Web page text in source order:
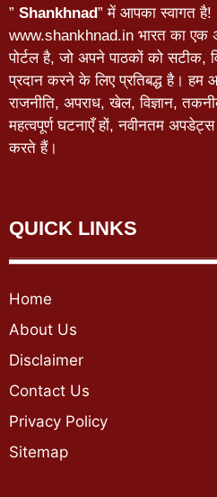
” Shankhnad” में आपका स्वागत है!
www.shankhnad.in भारत का एक
पोर्टल है, जो अपने पाठकों को सटीक,
प्रदान करने के लिए प्रतिबद्ध है। हम
राजनीति, अपराध, खेल, विज्ञान,
महत्वपूर्ण घटनाएँ हों, नवीनतम अपडेट्स
करते हैं।
QUICK LINKS
Home
About Us
Disclaimer
Contact Us
Privacy Policy
Sitemap